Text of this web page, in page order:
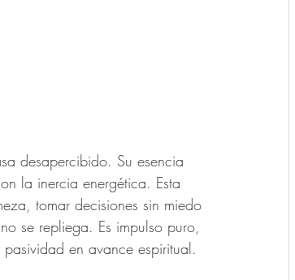
desapercibido. Su esencia
la inercia energética. Esta
tomar decisiones sin miedo
se repliega. Es impulso puro,
en avance espiritual.